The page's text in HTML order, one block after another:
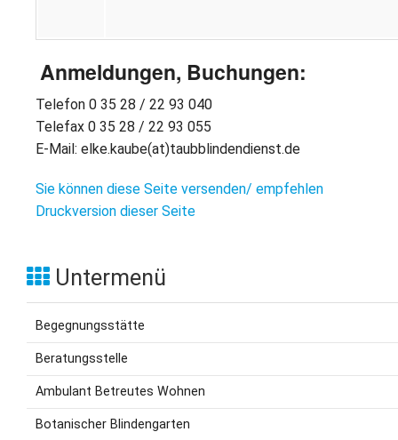
Anmeldungen, Buchungen:
Telefon 0 35 28 / 22 93 040
Telefax 0 35 28 / 22 93 055
E-Mail: elke.kaube(at)taubblindendienst.de
Sie können diese Seite versenden/ empfehlen
Druckversion dieser Seite
Untermenü
Begegnungsstätte
Beratungsstelle
Ambulant Betreutes Wohnen
Botanischer Blindengarten